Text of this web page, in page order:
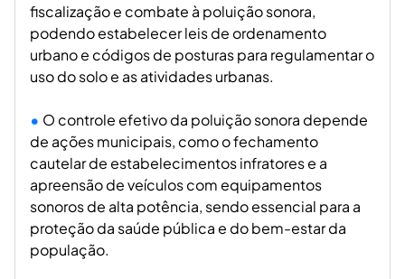
fiscalização e combate à poluição sonora,
podendo estabelecer leis de ordenamento
urbano e códigos de posturas para regulamentar o
uso do solo e as atividades urbanas.
O controle efetivo da poluição sonora depende
de ações municipais, como o fechamento
cautelar de estabelecimentos infratores e a
apreensão de veículos com equipamentos
sonoros de alta potência, sendo essencial para a
proteção da saúde pública e do bem-estar da
população.